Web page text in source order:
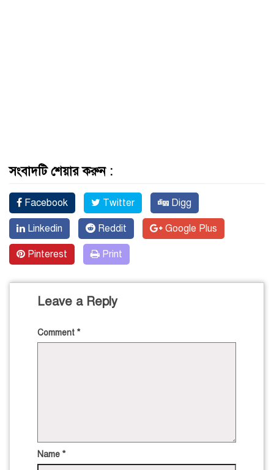
সংবাদটি শেয়ার করুন :
Facebook Twitter Digg
Linkedin Reddit Google Plus
Pinterest Print
Leave a Reply
Comment *
Name *